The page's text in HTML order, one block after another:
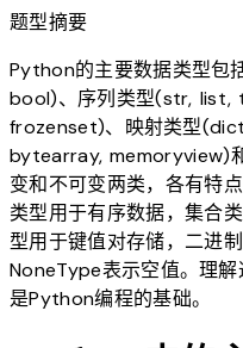
题型摘要
Python的主要数据类型
bool)、序列类型(str, list,
frozenset)、映射类型
bytearray, memoryview)
变和不可变两类，各有特
类型用于有序数据，集合
型用于键值对存储，二进
NoneType表示空值。理
是Python编程的基础。